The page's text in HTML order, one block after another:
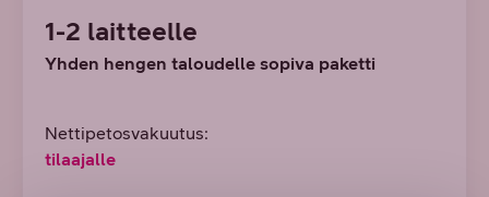
1-2 laitteelle
Yhden hengen taloudelle sopiva paketti
Nettipetosvakuutus:
tilaajalle